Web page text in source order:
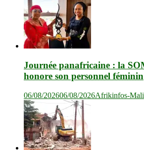
Journée panafricaine : la
honore son personnel féminin
06/08/202606/08/2026Afrikinfos-Mali